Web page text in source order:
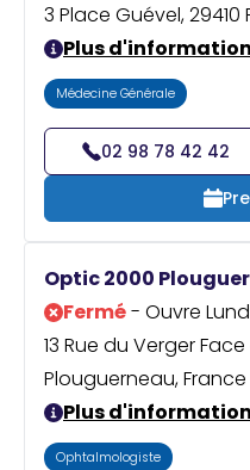
3 Place Guével,
Plus
Médecine Générale
02 98 78 42 42
Optic 2000
Fermé- Ouvre
13 Rue du Verger
Plouguerneau, France
Plus
Ophtalmologiste